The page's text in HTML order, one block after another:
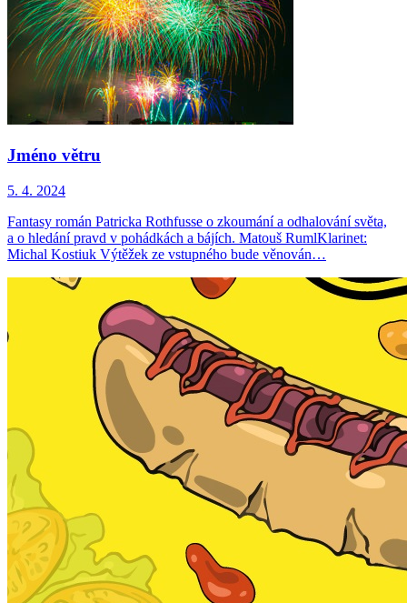
Jméno větru
5. 4. 2024
Fantasy román Patricka Rothfusse o zkoumání a odhalování světa,
a o hledání pravd v pohádkách a bájích. Matouš RumlKlarinet:
Michal Kostiuk Výtěžek ze vstupného bude věnován…